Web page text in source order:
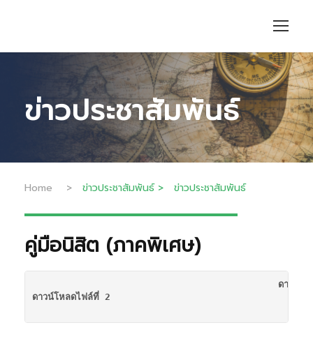
ข่าวประชาสัมพันธ์
Home > ข่าวประชาสัมพันธ์> ข่าวประชาสัมพันธ์
คู่มือนิสิต (ภาคพิเศษ)
ดาวน์โ
ดาวน์โหลดไฟล์ที่ 2